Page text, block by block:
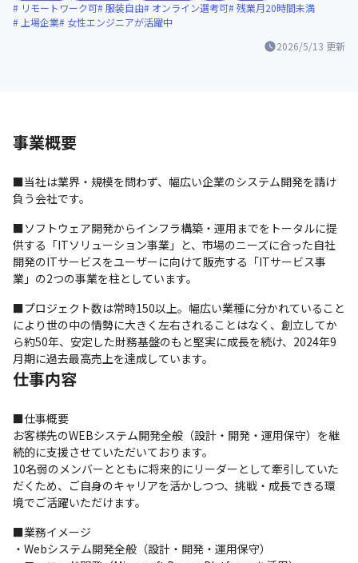
2026/5/13 更新
リモートワーク可 服装自由 オンライン選考可 残業月20時間未満
上場企業
女性エンジニアが活躍中
事業概要
■当社は業界・規模を問わず、幅広い企業のシステム開発を請け
負う会社です。
■ソフトウェア開発からインフラ構築・運用までをトータルに提
供する「ITソリューション事業」と、市場のニーズに合った自社
開発のITサービスをユーザーに向けて販売する「ITサービス事
業」の2つの事業を柱としています。
■プロジェクト数は常時150以上。幅広い業種に分かれていること
により世の中の情勢に大きく左右されることはなく、創立してか
ら約50年、安定した財務基盤のもと堅実に成長を続け、2024年9
月期に過去最高売上を達成しています。
仕事内容
■仕事概要
お客様先のWEBシステム開発全般（設計・開発・運用保守）を継
続的に支援させていただいております。
10名弱のメンバーとともに将来的にリーダーとして牽引していた
だくため、ご自身のキャリアを活かしつつ、挑戦・成長できる環
境でご活躍いただけます。
■業務イメージ
・Webシステム開発全般（設計・開発・運用保守）